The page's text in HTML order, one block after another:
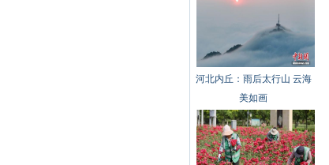
河北内丘：雨后太行山 云海
美如画